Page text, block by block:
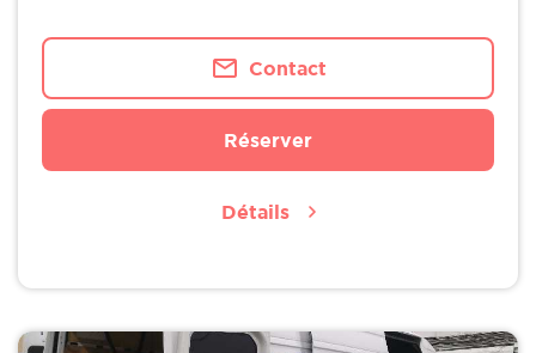
Contact
Réserver
Détails